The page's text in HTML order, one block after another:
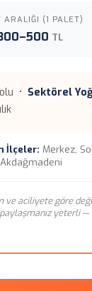
ARALIĞI (1 PALET)
TL
• Sektörel
İlçeler: Merkez,
ve aciliyete göre
yeterli —